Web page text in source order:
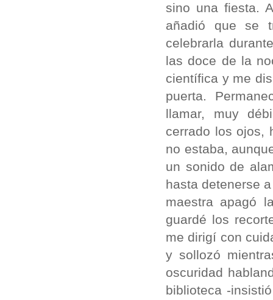
sino una fiesta.
añadió que se
celebrarla
las doce de la
científica y me
puerta.
llamar, muy
cerrado los ojos,
no estaba,
un sonido de
hasta detenerse
maestra apagó
guardé los
me dirigí con
y sollozó
oscuridad
biblioteca -